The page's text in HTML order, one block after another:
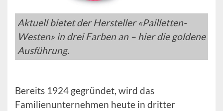
Aktuell bietet der Hersteller «Pailletten-
Westen» in drei Farben an – hier die goldene
Ausführung.
Bereits 1924 gegründet, wird das
Familienunternehmen heute in dritter